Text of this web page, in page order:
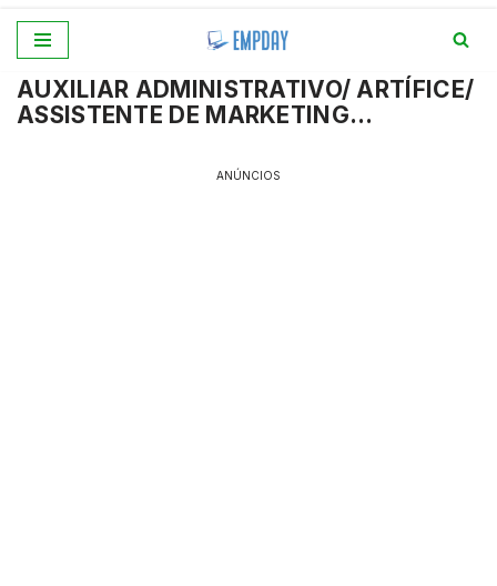
para
o
AUXILIAR ADMINISTRATIVO/ ARTÍFICE/
ASSISTENTE DE MARKETING…
ANÚNCIOS